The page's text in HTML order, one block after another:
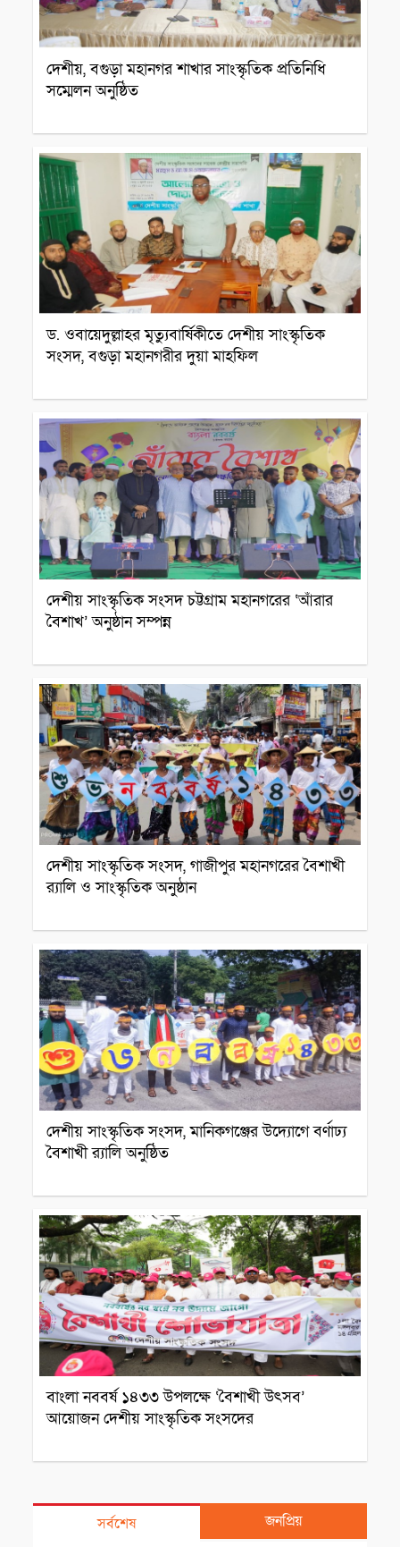
দেশীয়, বগুড়া মহানগর শাখার সাংস্কৃতিক প্রতিনিধি
সম্মেলন অনুষ্ঠিত
সারাদেশ
ড. ওবায়েদুল্লাহর মৃত্যুবার্ষিকীতে দেশীয় সাংস্কৃতিক
সংসদ, বগুড়া মহানগরীর দুয়া মাহফিল
সারাদেশ
দেশীয় সাংস্কৃতিক সংসদ চট্টগ্রাম মহানগরের ‘আঁরার
বৈশাখ’ অনুষ্ঠান সম্পন্ন
সারাদেশ
দেশীয় সাংস্কৃতিক সংসদ, গাজীপুর মহানগরের বৈশাখী
র‍্যালি ও সাংস্কৃতিক অনুষ্ঠান
সারাদেশ
দেশীয় সাংস্কৃতিক সংসদ, মানিকগঞ্জের উদ্যোগে বর্ণাঢ্য
বৈশাখী র‍্যালি অনুষ্ঠিত
সারাদেশ
বাংলা নববর্ষ ১৪৩৩ উপলক্ষে ‘বৈশাখী উৎসব’
আয়োজন দেশীয় সাংস্কৃতিক সংসদের
সর্বশেষ জনপ্রিয়